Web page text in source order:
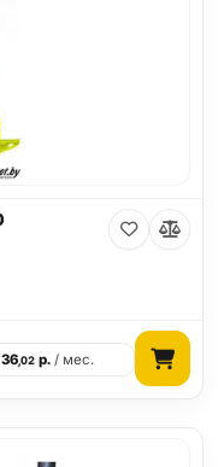
36,02 р. / мес.